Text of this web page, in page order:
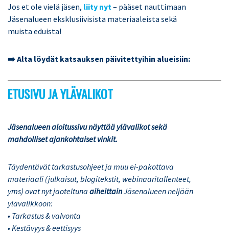
Jos et ole vielä jäsen, liity nyt– pääset nauttimaan
Jäsenalueen eksklusiivisista materiaaleista sekä
muista eduista!
➡️ Alta löydät katsauksen päivitettyihin alueisiin:
ETUSIVU JA YLÄVALIKOT
Jäsenalueen aloitussivu näyttää ylävalikot sekä
mahdolliset ajankohtaiset vinkit.
Täydentävät tarkastusohjeet ja muu ei-pakottava
materiaali (julkaisut, blogitekstit, webinaaritallenteet,
yms) ovat nyt jaoteltuna aiheittainJäsenalueen neljään
ylävalikkoon:
• Tarkastus & valvonta
• Kestävyys & eettisyys